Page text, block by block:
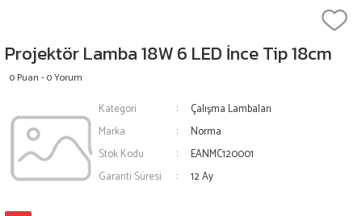
Projektör Lamba 18W 6 LED İnce Tip 18cm
0 Puan - 0 Yorum
Kategori
Çalışma Lambaları
Marka
Norma
Stok Kodu
EANMC120001
Garanti Süresi
12 Ay